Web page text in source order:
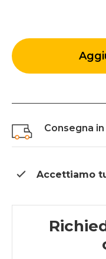
Consegna
Accettiamo